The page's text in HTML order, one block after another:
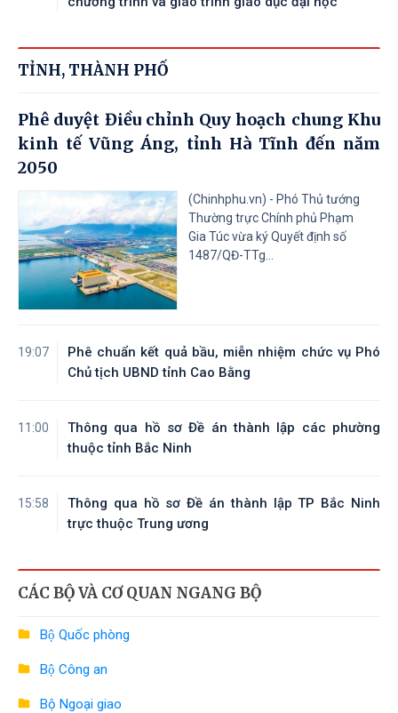
TỈNH, THÀNH PHỐ
Phê duyệt Điều chỉnh Quy hoạch chung Khu
kinh tế Vũng Áng, tỉnh Hà Tĩnh đến năm
2050
(Chinhphu.vn) - Phó Thủ tướng
Thường trực Chính phủ Phạm
Gia Túc vừa ký Quyết định số
1487/QĐ-TTg...
19:07
Phê chuẩn kết quả bầu, miễn nhiệm chức vụ Phó
Chủ tịch UBND tỉnh Cao Bằng
11:00
Thông qua hồ sơ Đề án thành lập các phường
thuộc tỉnh Bắc Ninh
15:58
Thông qua hồ sơ Đề án thành lập TP Bắc Ninh
trực thuộc Trung ương
CÁC BỘ VÀ CƠ QUAN NGANG BỘ
Bộ Quốc phòng
Bộ Công an
Bộ Ngoại giao